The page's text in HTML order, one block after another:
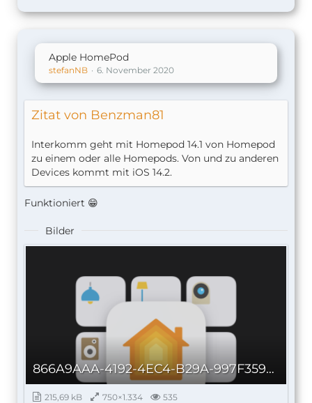
Apple HomePod
stefanNB 6. November 2020
Zitat von Benzman81
Interkomm geht mit Homepod 14.1 von Homepod
zu einem oder alle Homepods. Von und zu anderen
Devices kommt mit iOS 14.2.
Funktioniert 😁
Bilder
866A9AAA-4192-4EC4-B29A-997F35960BB3.png
215,69 kB 750×1.334 535